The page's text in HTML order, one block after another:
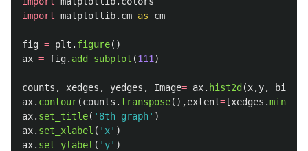
import matplotlib.cm as cm
fig = plt . figure()
ax = fig. add_subplot (111 )
counts , xedges , yedges , Image= ax. hist2d (x,y, bins
ax. contour(counts . transpose(),extent= [xedges .min
ax. set_title( ' 8th graph' )
ax. set_xlabel ( ' x' )
ax. set_ylabel ( ' y' )